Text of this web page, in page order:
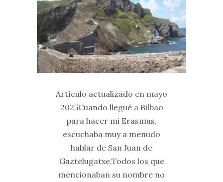
Artículo actualizado en mayo
2025Cuando llegué a Bilbao
para hacer mi Erasmus,
escuchaba muy a menudo
hablar de San Juan de
Gaztelugatxe.Todos los que
mencionaban su nombre no